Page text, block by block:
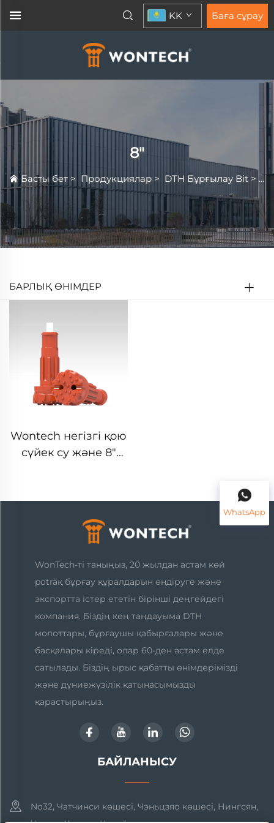
KK Баға сұрау
8"
Басты бет > Продукциялар > DTH Бұрғылау Bit > 8"
БАРЛЫҚ ӨНІМДЕР
Wontech негізгі қою
сүйек су және 8"
төп бұрық бұрығы
WhatsApp
WonTech-ті таныңыз, 20 жылдан астам көй
potràқ бұрғау құралдарын өндіруге және
экспортта істер ететін бірінші деңгейдегі
компания. Біздің кең таңдауыма DTH
молоттары, бұрғаушы қабырғалары және
басқалары кіреді, олар 60-ден астам елде
сатылады. Біздің ырыс қабатты өнімдерімізді
және дүниежүзілік қатынасымызды
қарастырыңыз.
БАЙЛАНЫСУ
No32, Чатчинси көшесі, Чэньцзяо көшесі, Нингсян,